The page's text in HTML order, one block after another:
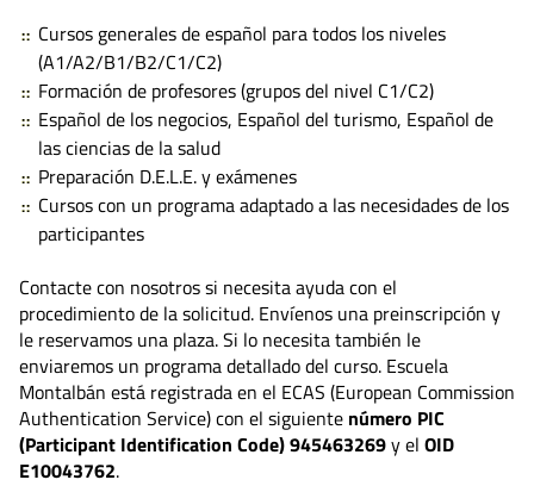
Cursos generales de español para todos los niveles
(A1/A2/B1/B2/C1/C2)
Formación de profesores (grupos del nivel C1/C2)
Español de los negocios, Español del turismo, Español de
las ciencias de la salud
Preparación D.E.L.E. y exámenes
Cursos con un programa adaptado a las necesidades de los
participantes
Contacte con nosotros si necesita ayuda con el
procedimiento de la solicitud. Envíenos una preinscripción y
le reservamos una plaza. Si lo necesita también le
enviaremos un programa detallado del curso. Escuela
Montalbán está registrada en el ECAS (European Commission
Authentication Service) con el siguiente número PIC
(Participant Identification Code)945463269y el OID
E10043762.